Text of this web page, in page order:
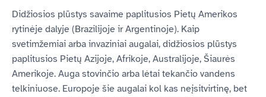
Didžiosios plūstys savaime paplitusios Pietų Amerikos
rytinėje dalyje (Brazilijoje ir Argentinoje). Kaip
svetimžemiai arba invaziniai augalai, didžiosios plūstys
paplitusios Pietų Azijoje, Afrikoje, Australijoje, Šiaurės
Amerikoje. Auga stovinčio arba lėtai tekančio vandens
telkiniuose. Europoje šie augalai kol kas neįsitvirtinę, bet